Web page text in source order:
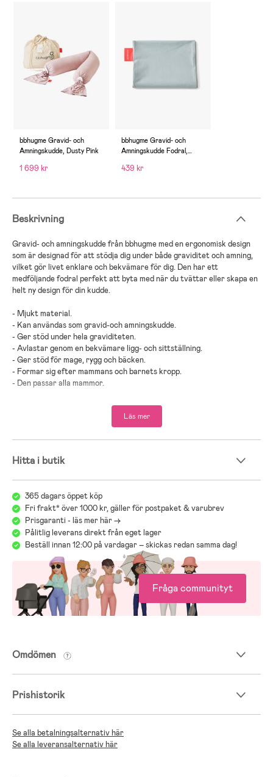
bbhugme Gravid- och
Amningskudde, Dusty Pink
1 699 kr
bbhugme Gravid- och
Amningskudde Fodral,
439 kr
Beskrivning
Gravid- och amningskuddefrånbbhugmemed energonomisk design
som är designad för att stödja dig under både graviditet och amning,
vilket gör livet enklare och bekvämare för dig. Den har ett
medföljandefodral perfektatt byta med när du tvättar eller skapa en
helt ny design för din kudde.
- Mjukt material.
- Kan användas som gravid-och amningskudde.
- Ger stöd under hela graviditeten.
- Avlastar genom en bekvämare ligg- och sittställning.
- Ger stöd för mage, rygg och bäcken.
- Formar sig efter mammans och barnets kropp.
- Den passar alla mammor.
Överdraget kan tvättas i tvättmaskin
-Klicka dig in på respektive produkt för mer information!
-OBS! Kuddens längd och fasthet kan anpassas med små fästen,
-Fyllning:Mikropärlor.
-Fodral:bomull,elastan.
-Ändar:BPA-fritt silikon.
Fyllning:Mikropärlor.Fodral:bomull,elastan.Ändar:BPA-fritt silikon
Läs mer
Hitta i butik
365 dagars öppet köp
Fri frakt* över 1000 kr, gäller för postpaket & varubrev
Prisgaranti - läs mer här ->
Pålitlig leverans direkt från eget lager
Beställ innan 12:00 på vardagar – skickas redan samma dag!
Fråga communityt
Omdömen
Prishistorik
Se alla betalningsalternativ här
Se alla leveransalternativ här